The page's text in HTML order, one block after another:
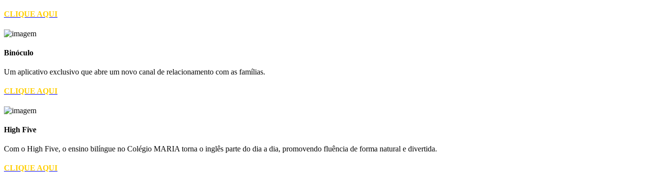
CLIQUE AQUI
Binóculo
Um aplicativo exclusivo que abre um novo canal de relacionamento com as famílias.
CLIQUE AQUI
High Five
Com o High Five, o ensino bilíngue no Colégio MARIA torna o inglês parte do dia a dia, promovendo fluência de forma natural e divertida.
CLIQUE AQUI